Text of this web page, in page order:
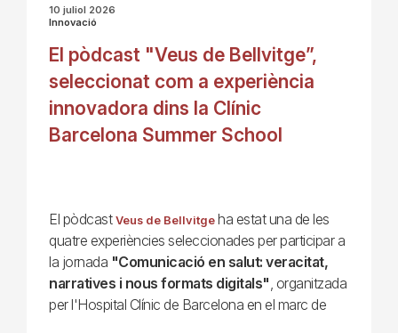
10 juliol 2026
Innovació
El pòdcast "Veus de Bellvitge”,
seleccionat com a experiència
innovadora dins la Clínic
Barcelona Summer School
El pòdcast Veus de Bellvitgeha estat una de les
quatre experiències seleccionades per participar a
la jornada "Comunicació en salut: veracitat,
narratives i nous formats digitals" , organitzada
per l'Hospital Clínic de Barcelona en el marc de